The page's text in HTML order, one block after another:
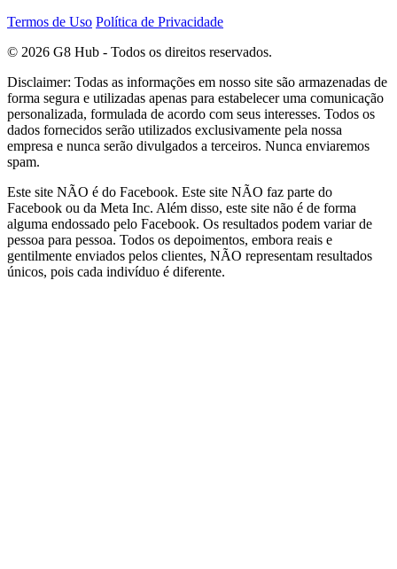
Termos de Uso Política de Privacidade
© 2026 G8 Hub - Todos os direitos reservados.
Disclaimer: Todas as informações em nosso site são armazenadas de
forma segura e utilizadas apenas para estabelecer uma comunicação
personalizada, formulada de acordo com seus interesses. Todos os
dados fornecidos serão utilizados exclusivamente pela nossa
empresa e nunca serão divulgados a terceiros. Nunca enviaremos
spam.
Este site NÃO é do Facebook. Este site NÃO faz parte do
Facebook ou da Meta Inc. Além disso, este site não é de forma
alguma endossado pelo Facebook. Os resultados podem variar de
pessoa para pessoa. Todos os depoimentos, embora reais e
gentilmente enviados pelos clientes, NÃO representam resultados
únicos, pois cada indivíduo é diferente.